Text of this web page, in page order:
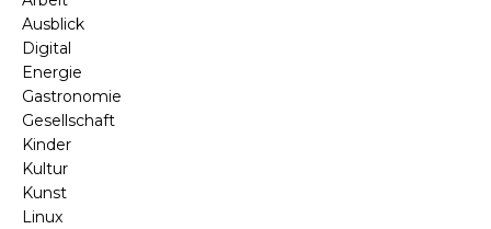
Ausblick
Digital
Energie
Gastronomie
Gesellschaft
Kinder
Kultur
Kunst
Linux